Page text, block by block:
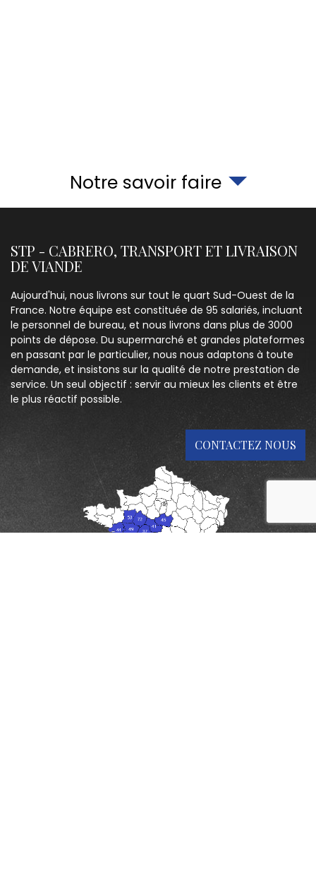
Notre savoir faire
STP - CABRERO, TRANSPORT ET LIVRAISON
DE VIANDE
Aujourd'hui, nous livrons sur tout le quart Sud-Ouest de la
France. Notre équipe est constituée de 95 salariés, incluant
le personnel de bureau, et nous livrons dans plus de 3000
points de dépose. Du supermarché et grandes plateformes
en passant par le particulier, nous nous adaptons à toute
demande, et insistons sur la qualité de notre prestation de
service. Un seul objectif : servir au mieux les clients et être
le plus réactif possible.
CONTACTEZ NOUS